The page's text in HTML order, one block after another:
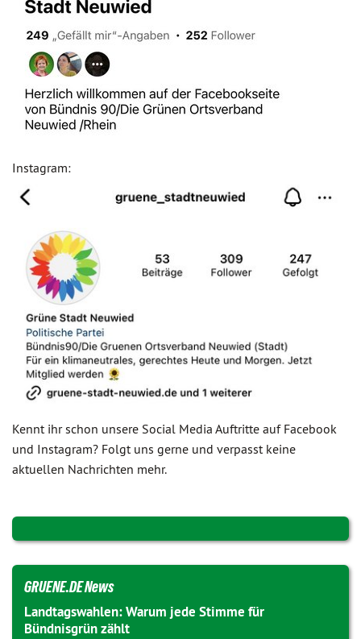
Instagram:
Kennt ihr schon unsere Social Media Auftritte auf Facebook
und Instagram? Folgt uns gerne und verpasst keine
aktuellen Nachrichten mehr.
GRUENE.DE News
Landtagswahlen: Warum jede Stimme für
Bündnisgrün zählt